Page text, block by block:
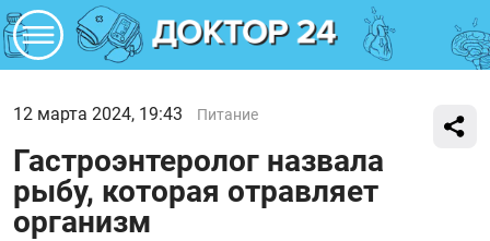
12 марта 2024, 19:43 Питание
Гастроэнтеролог назвала
рыбу, которая отравляет
организм